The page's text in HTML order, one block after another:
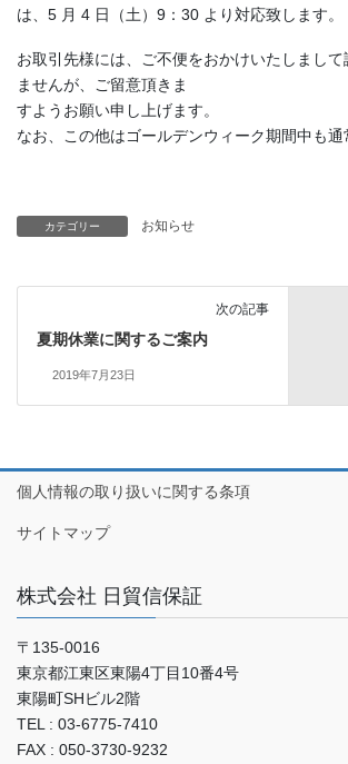
は、5 月 4 日（土）9：30 より対応致します。
お取引先様には、ご不便をおかけいたしまし
ませんが、ご留意頂きま
すようお願い申し上げます。
なお、この他はゴールデンウィーク期間中も通
カテゴリー お知らせ
次の記事
夏期休業に関するご案内
2019年7月23日
個人情報の取り扱いに関する条項
サイトマップ
株式会社 日貿信保証
〒135-0016
東京都江東区東陽4丁目10番4号
東陽町SHビル2階
TEL : 03-6775-7410
FAX : 050-3730-9232